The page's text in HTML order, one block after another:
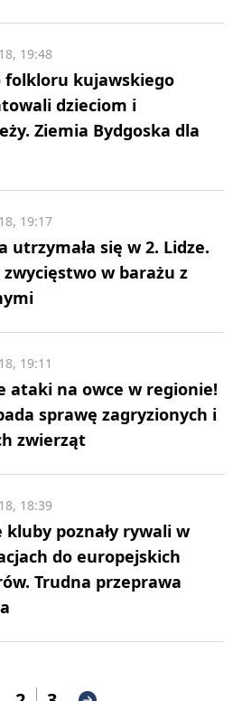
folkloru kujawskiego
dzieciom i
Ziemia Bydgoska dla
19:48
utrzymała się w 2. Lidze.
w barażu z
19:17
ataki na owce w regionie!
sprawę zagryzionych i
zwierząt
19:11
kluby poznały rywali w
do europejskich
Trudna przeprawa
18:39